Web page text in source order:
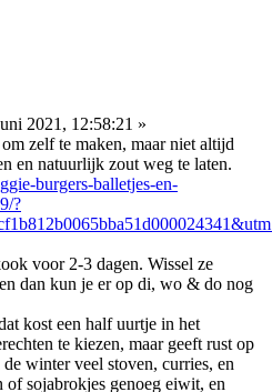
2021, 12:58:21 »
zelf te maken, maar niet altijd
en natuurlijk zout weg te laten.
burgers-balletjes-en-
?
voor 2-3 dagen. Wissel ze
dan kun je er op di, wo & do nog
kost een half uurtje in het
te kiezen, maar geeft rust op
winter veel stoven, curries, en
sojabrokjes genoeg eiwit, en